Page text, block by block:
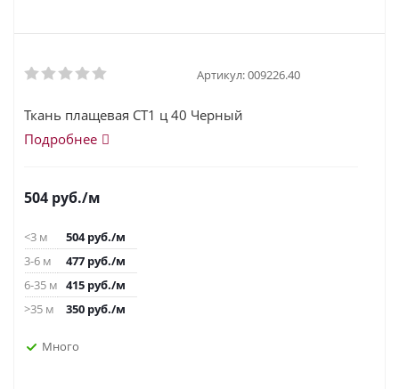
Артикул:009226.40
Ткань плащевая СТ1 ц 40 Черный
Подробнее
504 руб./м
<3 м 504руб./м
3-6 м
477 руб./м
6-35 м 415 руб./м
>35 м
350 руб./м
Много